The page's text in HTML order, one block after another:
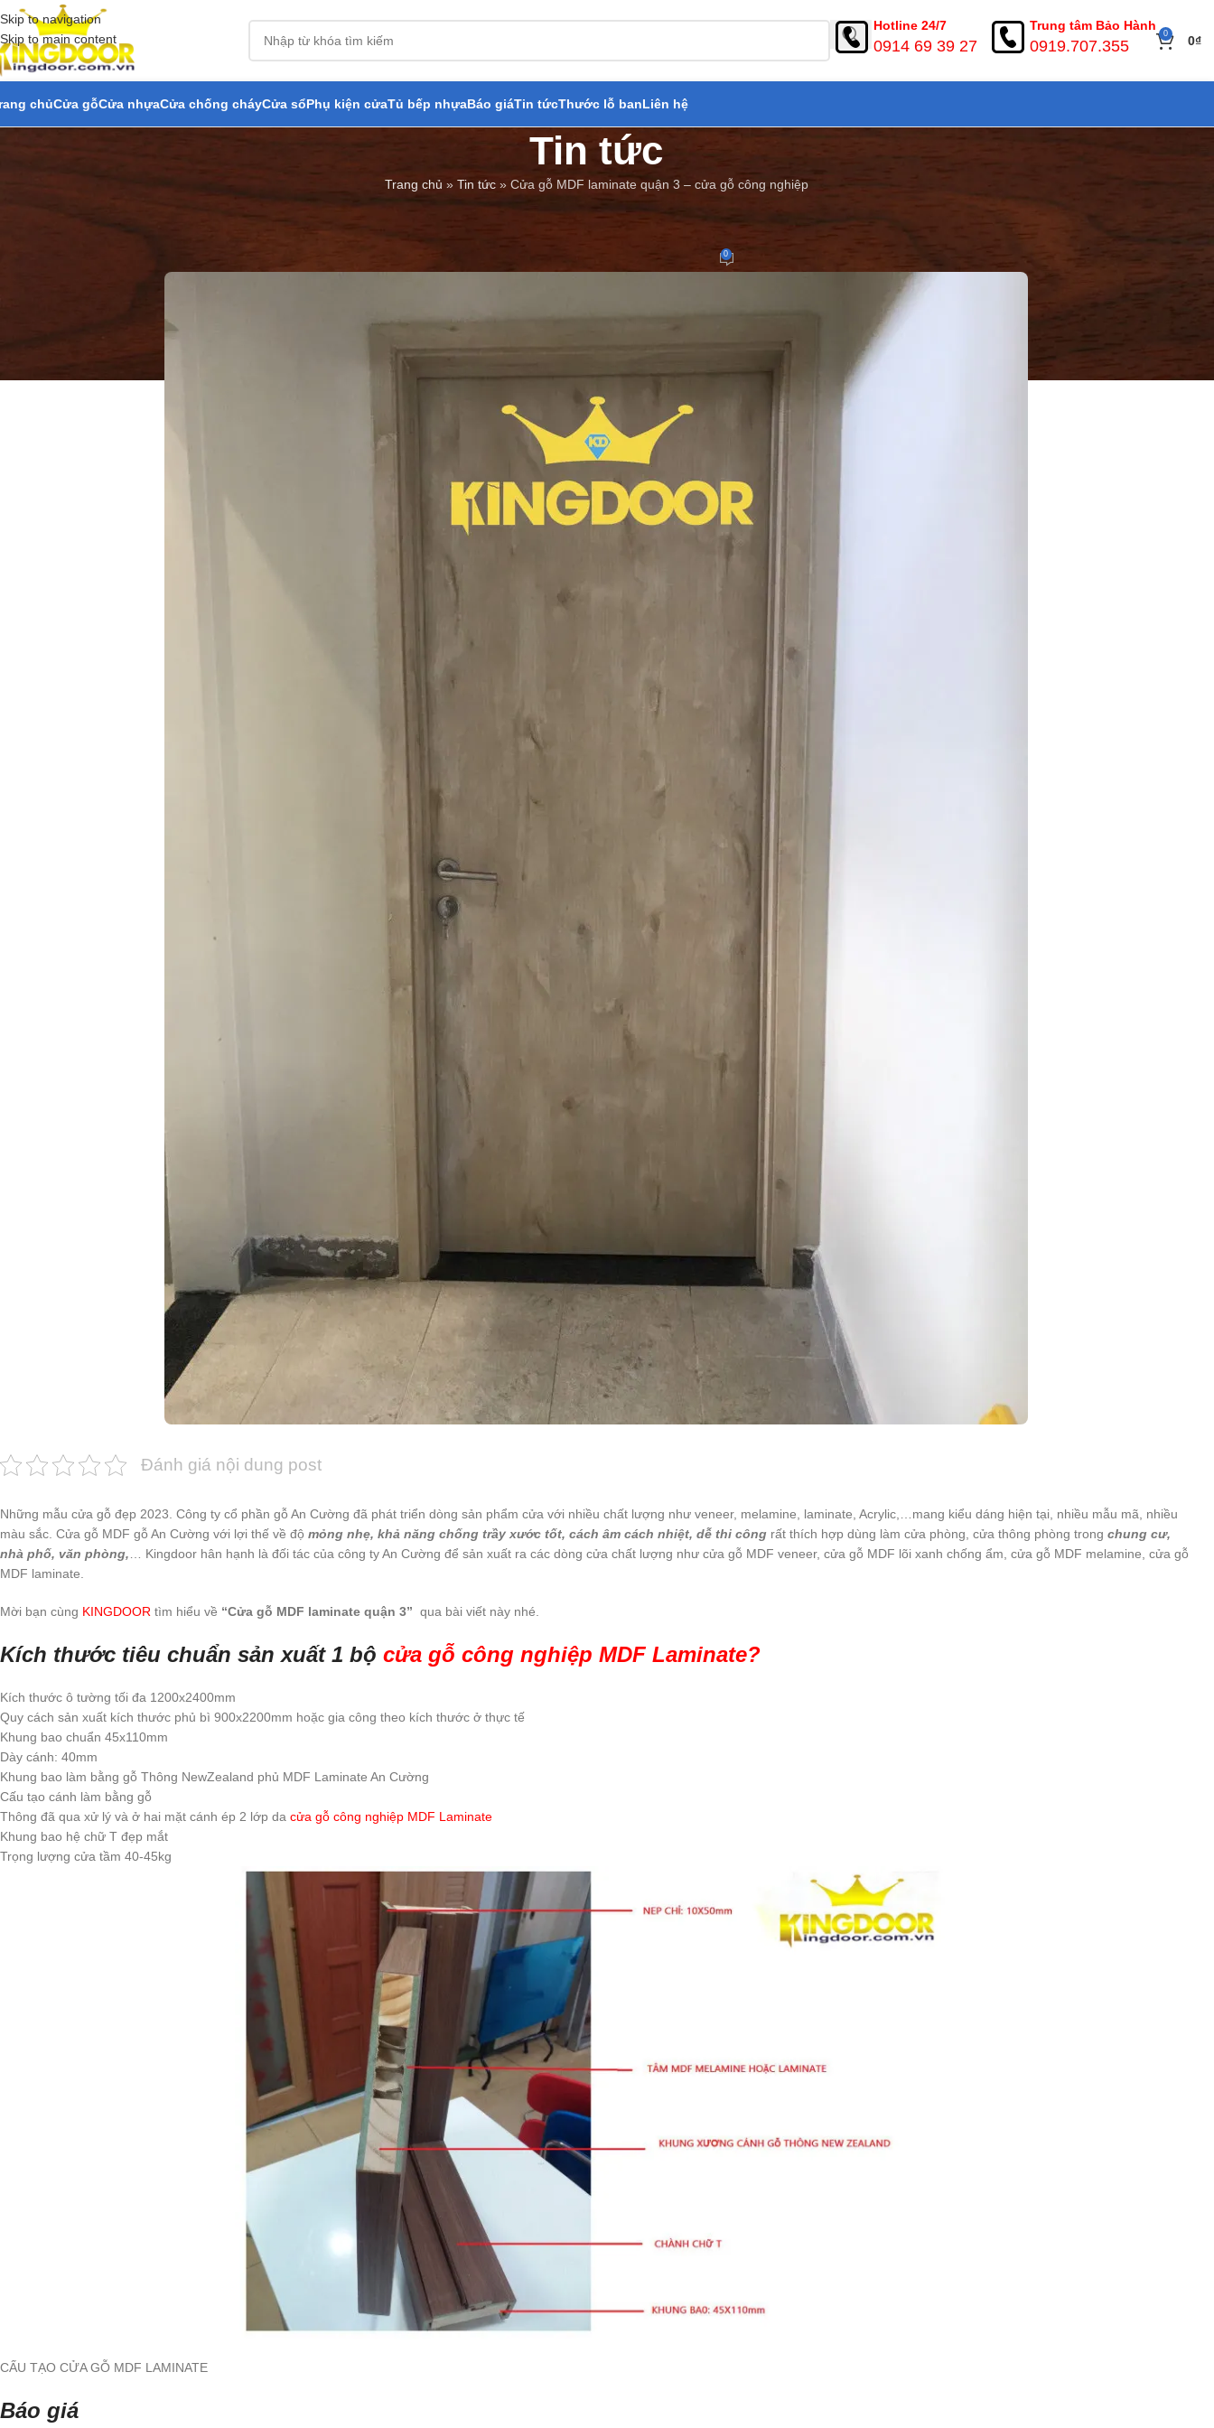
Skip to navigation
Skip to main content
Hotline 24/7
0914 69 39 27
Trung tâm Bảo Hành
0919.707.355
0 0₫
chủCửa gỗCửa nhựaCửa chống cháyCửa sổPhụ kiện cửaTủ bếp nhựaBáo giáTin tứcThước lỗ banLiên hệ
Tin tức
Trang chủ » Tin tức» Cửa gỗ MDF laminate quận 3 – cửa gỗ công nghiệp
Cửa gỗ MDF laminate quận 3 – cửa gỗ công nghiệp
0
Đánh giá nội dung post
Những mẫu cửa gỗ đẹp 2023. Công ty cổ phần gỗ An Cường đã phát triển dòng sản phẩm cửa với nhiều chất lượng như veneer, melamine, laminate, Acrylic,…mang kiểu dáng hiện tại, nhiều mẫu mã, nhiều
màu sắc. Cửa gỗ MDF gỗ An Cường với lợi thế về độ mỏng nhẹ, khả năng chống trầy xước tốt, cách âm cách nhiệt, dễ thi công rất thích hợp dùng làm cửa phòng, cửa thông phòng trong chung cư,
nhà phố, văn phòng, … Kingdoor hân hạnh là đối tác của công ty An Cường để sản xuất ra các dòng cửa chất lượng như cửa gỗ MDF veneer, cửa gỗ MDF lõi xanh chống ẩm, cửa gỗ MDF melamine, cửa gỗ
MDF laminate.
Mời bạn cùng KINGDOOR tìm hiểu về “Cửa gỗ MDF laminate quận 3” qua bài viết này nhé.
Kích thước tiêu chuẩn sản xuất 1 bộ cửa gỗ công nghiệp MDF Laminate?
Kích thước ô tường tối đa 1200x2400mm
Quy cách sản xuất kích thước phủ bì 900x2200mm hoặc gia công theo kích thước ở thực tế
Khung bao chuẩn 45x110mm
Dày cánh: 40mm
Khung bao làm bằng gỗ Thông NewZealand phủ MDF Laminate An Cường
Cấu tạo cánh làm bằng gỗ
Thông đã qua xử lý và ở hai mặt cánh ép 2 lớp da cửa gỗ công nghiệp MDF Laminate
Khung bao hệ chữ T đẹp mắt
Trọng lượng cửa tầm 40-45kg
CẤU TẠO CỬA GỖ MDF LAMINATE
Báo giá